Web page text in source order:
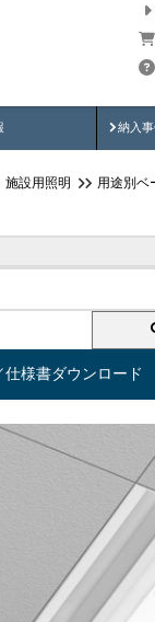
納入
納
施設用照明 用途別ベ
様書ダウンロード